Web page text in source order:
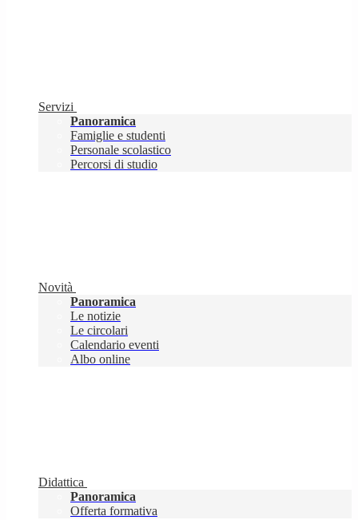
Servizi
Panoramica
Famiglie e studenti
Personale scolastico
Percorsi di studio
Novità
Panoramica
Le notizie
Le circolari
Calendario eventi
Albo online
Didattica
Panoramica
Offerta formativa